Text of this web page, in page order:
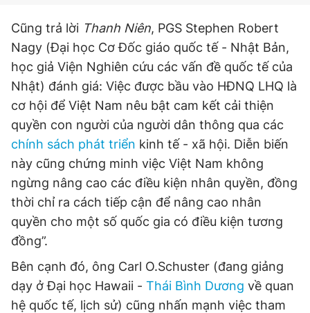
Cũng trả lời Thanh Niên, PGS Stephen Robert
Nagy (Đại học Cơ Đốc giáo quốc tế - Nhật Bản,
học giả Viện Nghiên cứu các vấn đề quốc tế của
Nhật) đánh giá: Việc được bầu vào HĐNQ LHQ là
cơ hội để Việt Nam nêu bật cam kết cải thiện
quyền con người của người dân thông qua các
chính sách phát triển kinh tế - xã hội. Diễn biến
này cũng chứng minh việc Việt Nam không
ngừng nâng cao các điều kiện nhân quyền, đồng
thời chỉ ra cách tiếp cận để nâng cao nhân
quyền cho một số quốc gia có điều kiện tương
đồng”.
Bên cạnh đó, ông Carl O.Schuster (đang giảng
dạy ở Đại học Hawaii - Thái Bình Dương về quan
hệ quốc tế, lịch sử) cũng nhấn mạnh việc tham